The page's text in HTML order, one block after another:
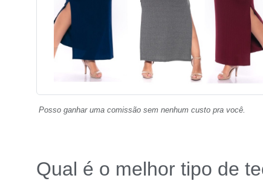
Posso ganhar uma comissão sem nenhum custo pra você.
Qual é o melhor tipo de